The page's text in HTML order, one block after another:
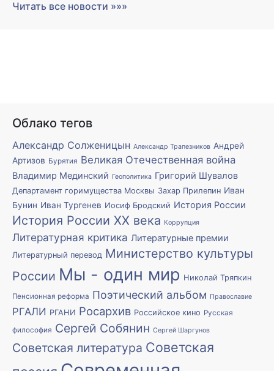
Читать все новости »»»
Облако тегов
Александр Солженицын Александр Трапезников Андрей
Артизов Бурятия Великая Отечественная война
Владимир Мединский Геополитика Григорий Шувалов
Департамент горимущества Москвы Захар Прилепин Иван
Бунин Иван Тургенев Иосиф Бродский История России
История России XX века Коррупция
Литературная критика Литературные премии
Литературный перевод Министерство культуры
России Мы - один мир Николай Тряпкин
Пенсионная реформа Поэтический альбом Православие
РГАЛИ РГАНИ Росархив Российское кино Русская
философия Сергей Собянин Сергей Шаргунов
Советская литература Советская